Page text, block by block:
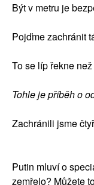
Být v metru je
Pojďme zachránit
To se líp řekne
Tohle je příběh o
Zachránili jsme
Putin mluví o
zemřelo? Můžete